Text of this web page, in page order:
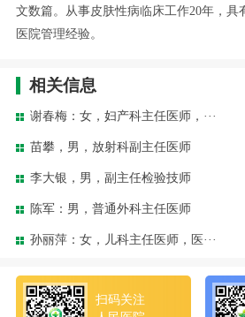
文数篇。从事皮肤性病临床工作20年，具
医院管理经验。
相关信息
谢春梅：女，妇产科主任医师，···
苗攀，男，放射科副主任医师
李大银，男，副主任检验技师
陈军：男，普通外科主任医师
孙丽萍：女，儿科主任医师，医···
扫码关注